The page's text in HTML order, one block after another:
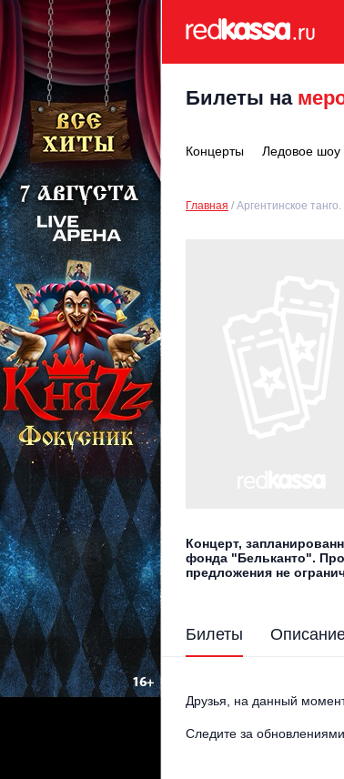
Билеты на
Концерты Ледовое шоу
Главная Аргентинское
Концерт,
фонда "Бельканто".
предложения не
Билеты
Друзья, на данный
Следите за